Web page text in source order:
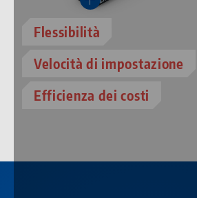
Flessibilità
Velocità di impostazione
Efficienza dei costi